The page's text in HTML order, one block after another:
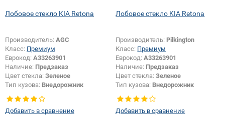
Лобовое стекло KIA Retona
Производитель: AGC
Класс: Премиум
Еврокод: A33263901
Наличие: Предзаказ
Цвет стекла: Зеленое
Тип кузова: Внедорожник
Добавить в сравнение
Лобовое стекло KIA Retona
Производитель: Pilkington
Класс: Премиум
Еврокод:A33263901
Наличие: Предзаказ
Цвет стекла:Зеленое
Тип кузова: Внедорожник
Добавить в сравнение